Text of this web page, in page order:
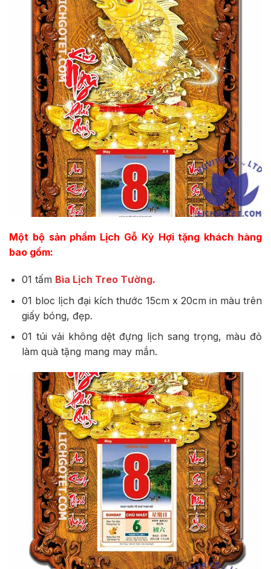
Một bộ sản phẩm Lịch Gỗ Kỷ Hợitặng khách hàng
bao gồm:
01 tấm Bìa Lịch Treo Tường.
01 bloc lịch đại kích thước 15cm x 20cm in màu trên
giấy bóng, đẹp.
01 túi vải không dệt đựng lịch sang trọng, màu đỏ
làm quà tặng mang may mắn.